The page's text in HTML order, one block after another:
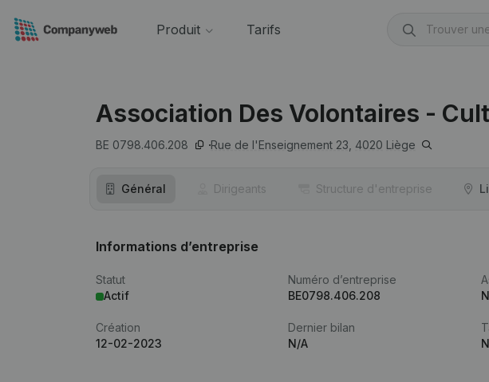
Produit Tarifs
Association Des Volontaires -
BE 0798.406.208 Rue de l'Enseignement 23, 4020 Liège
Général Dirigeants Structure d'entreprise
Informations d’entreprise
Statut
Actif
Numéro d’entreprise
BE0798.406.208
Création
12-02-2023
Dernier bilan
N/A